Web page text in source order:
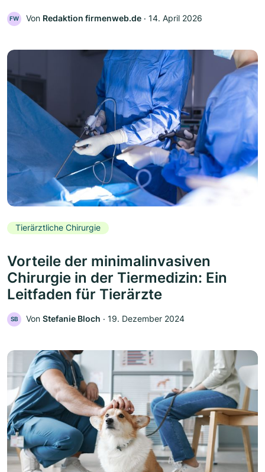
FW Von Redaktion firmenweb.de ‧ 14. April 2026
Tierärztliche Chirurgie
Vorteile der minimalinvasiven
Chirurgie in der Tiermedizin: Ein
Leitfaden für Tierärzte
SB Von Stefanie Bloch ‧ 19. Dezember 2024